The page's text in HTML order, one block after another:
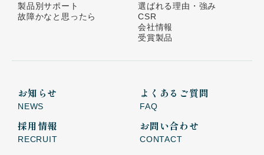
製品別サポート
故障かなと思ったら
選ばれる理由・強み
CSR
会社情報
受賞製品
お知らせ
NEWS
よくあるご質問
FAQ
採用情報
RECRUIT
お問い合わせ
CONTACT